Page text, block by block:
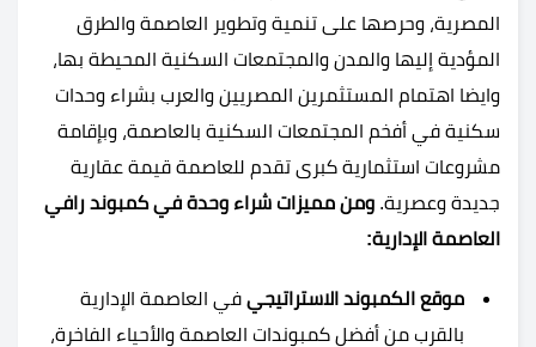
المصرية، وحرصها على تنمية وتطوير العاصمة والطرق
المؤدية إليها والمدن والمجتمعات السكنية المحيطة بها،
وايضا اهتمام المستثمرين المصريين والعرب بشراء وحدات
سكنية في أفخم المجتمعات السكنية بالعاصمة، وبإقامة
مشروعات استثمارية كبرى تقدم للعاصمة قيمة عقارية
جديدة وعصرية. ومن مميزات شراء وحدة في كمبوند رافي
العاصمة الإدارية:
موقع الكمبوند الاستراتيجي في العاصمة الإدارية
بالقرب من أفضل كمبوندات العاصمة والأحياء الفاخرة،